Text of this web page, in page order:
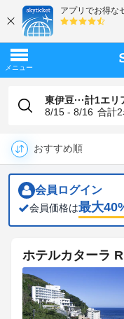
東伊豆···計1エリ
8/15 - 8/16 合計2
会員ログイン
会員価格は最大40
ホテルカターラ